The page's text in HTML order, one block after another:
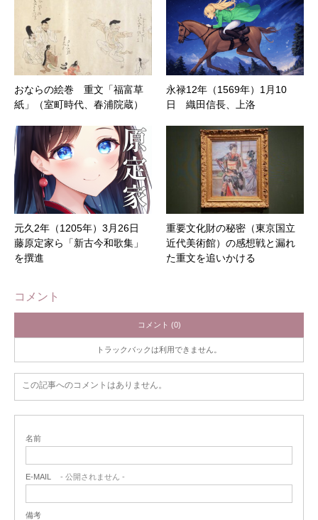
おならの絵巻 重文「福富草
紙」（室町時代、春浦院蔵）
永禄12年（1569年）1月10
日 織田信長、上洛
元久2年（1205年）3月26日
藤原定家ら「新古今和歌集」
を撰進
重要文化財の秘密（東京国立
近代美術館）の感想戦と漏れ
た重文を追いかける
コメント
コメント (0)
トラックバックは利用できません。
この記事へのコメントはありません。
名前
E-MAIL - 公開されません -
備考